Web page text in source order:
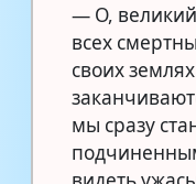
— О, великий
всех
своих
мы сразу